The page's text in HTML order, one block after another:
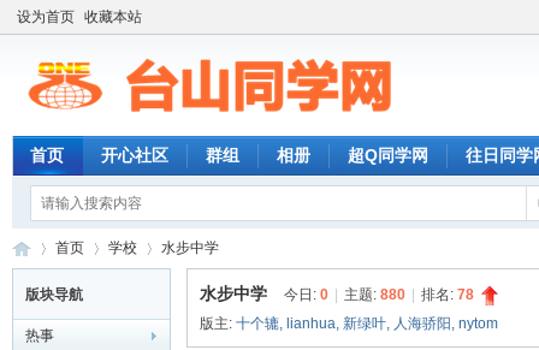
设为首页 收藏本站
首页 开心社区 群组 相册 超Q同学网 往日同学
首页 学校 水步中学
版块导航
热事
水步中学 今日: 0 主题: 880 排名: 78
版主: 十个辘, lianhua, 新绿叶, 人海骄阳 , nytom